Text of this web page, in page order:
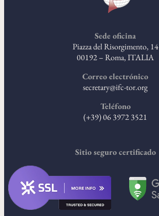
Sede oficina
Piazza del Risorgimento, 14
00192 – Roma, ITALIA
Correo electrónico
secretary@ifc-tor.org
Teléfono
(+39) 06 3972 3521
Sitio seguro certificado